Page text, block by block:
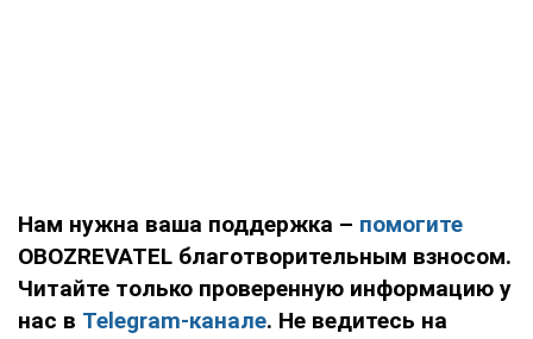
Нам нужна ваша поддержка – помогите
OBOZREVATEL благотворительным взносом.
Читайте только проверенную информацию у
нас в Telegram-канале. Не ведитесь на